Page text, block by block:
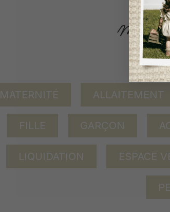
MATERNITÉ ALLAITEMENT
FILLE GARÇON
LIQUIDATION ESPACE